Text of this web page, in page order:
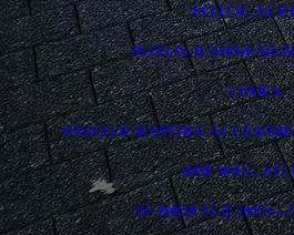
FOTOS
LINKS
EISSTOCKSPORT
IHR WEG ZU
SCHRIFTLICHES -